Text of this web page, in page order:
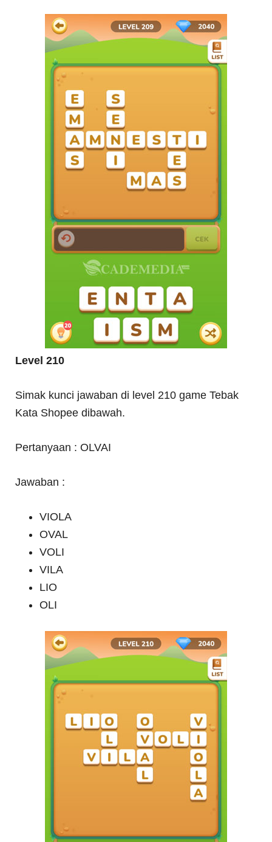
Level 210
Simak kunci jawaban di level 210 game Tebak
Kata Shopee dibawah.
Pertanyaan : OLVAI
Jawaban :
VIOLA
OVAL
VOLI
VILA
LIO
OLI